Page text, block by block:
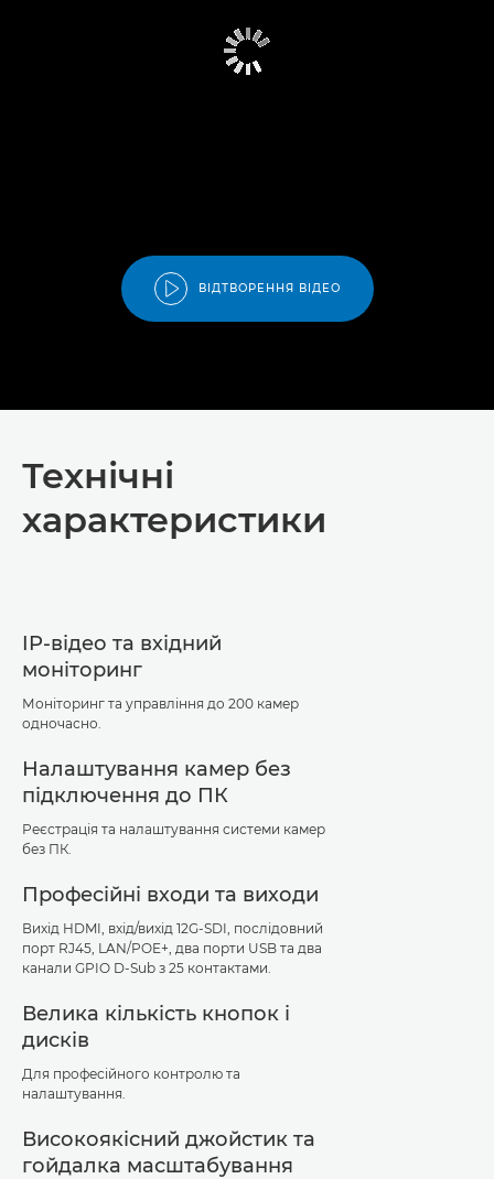
ВІДТВОРЕННЯ ВІДЕО
Технічні
характеристики
IP-відео та вхідний
моніторинг
Моніторинг та управління до 200 камер
одночасно.
Налаштування камер без
підключення до ПК
Реєстрація та налаштування системи камер
без ПК.
Професійні входи та виходи
Вихід HDMI, вхід/вихід 12G-SDI, послідовний
порт RJ45, LAN/POE+, два порти USB та два
канали GPIO D-Sub з 25 контактами.
Велика кількість кнопок і
дисків
Для професійного контролю та
налаштування.
Високоякісний джойстик та
гойдалка масштабування